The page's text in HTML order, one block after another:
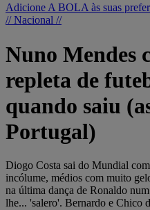
Adicione A BOLA às suas
// Nacional //
Nuno Mendes
repleta de
quando saiu
Portugal)
Diogo Costa sai do Mundial
incólume, médios com muito
na última dança de Ronaldo
lhe... 'salero'. Bernardo e Chico